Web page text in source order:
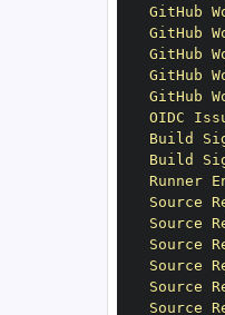
GitHub
GitHub
GitHub
GitHub
GitHub
OIDC
Build
Build
Runner
Source
Source
Source
Source
Source
Source